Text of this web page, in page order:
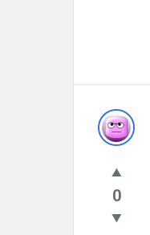
0